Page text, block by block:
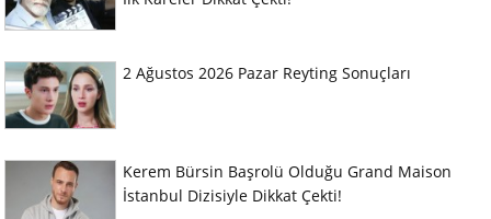
2 Ağustos 2026 Pazar Reyting Sonuçları
Kerem Bürsin Başrolü Olduğu Grand Maison
İstanbul Dizisiyle Dikkat Çekti!